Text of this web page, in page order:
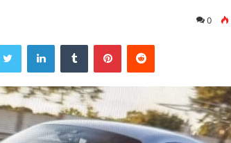
0
Twitter LinkedInTumblr PinterestReddit